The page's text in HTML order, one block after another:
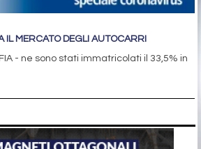
IL MERCATO DEGLI AUTOCARRI
- ne sono stati immatricolati il 33,5% in